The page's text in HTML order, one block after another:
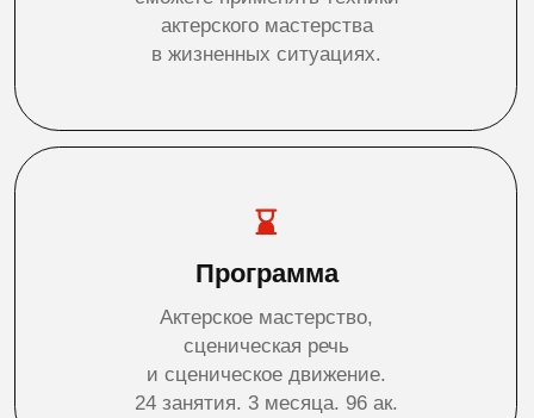
обучение — вернем деньги
Кому будет
полезен курс